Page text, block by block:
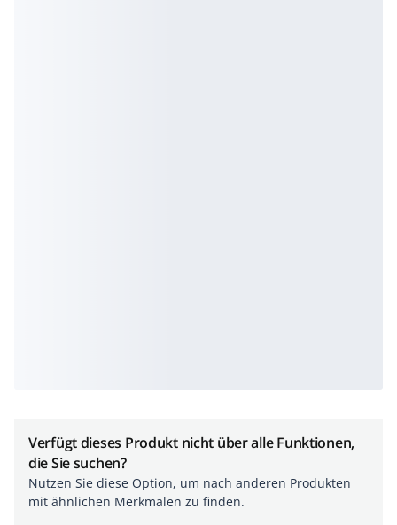
Verfügt dieses Produkt nicht über alle Funktionen,
die Sie suchen?
Nutzen Sie diese Option, um nach anderen Produkten
mit ähnlichen Merkmalen zu finden.